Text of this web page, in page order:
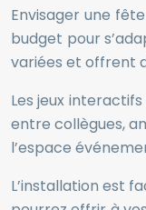
Envisager une
budget pour
variées et offrent
Les jeux
entre collègues,
l’espace
L’installation est